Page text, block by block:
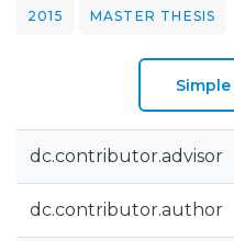
2015 MASTER THESIS
dc.contributor.advisor
dc.contributor.author